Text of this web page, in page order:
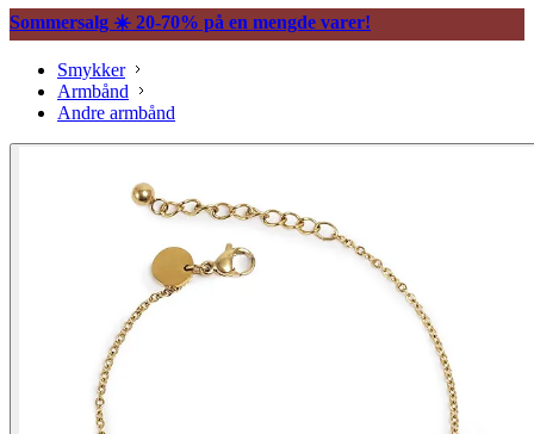
Sommersalg ☀️ 20-70% på en mengde varer!
Smykker
Armbånd
Andre armbånd